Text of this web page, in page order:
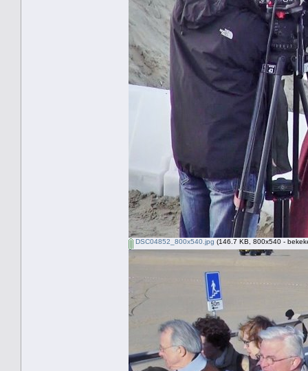
DSC04852_800x540.jpg (146.7 KB, 800x540 -